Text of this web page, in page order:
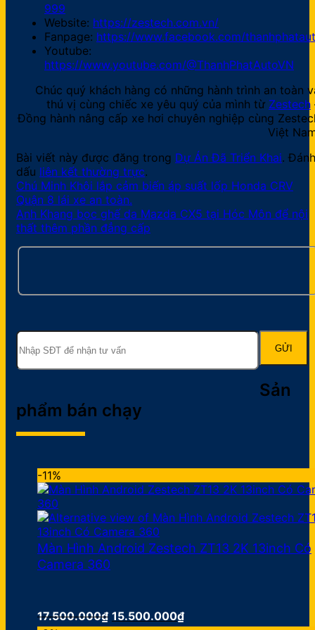
999
Website: https://zestech.com.vn/
Fanpage: https://www.facebook.com/
Youtube:
https://www.youtube.com/@ThanhPhatAutoVN
Chúc quý khách hàng có những hành trình an toàn
thú vị cùng chiếc xe yêu quý của mình từ Zestech
Đồng hành nâng cấp xe hơi chuyên nghiệp cùng
Việt
Bài viết này được đăng trong Dự Án Đã Triển Khai. Đánh
dấu liên kết thường trực.
Chú Minh Khôi lắp cảm biến áp suất lốp Honda CRV
Quận 8 lái xe an toàn.
Anh Khang bọc ghế da Mazda CX5 tại Hóc Môn để nội
thất thêm phần đẳng cấp
Sản
phẩm bán chạy
-11%
Màn Hình Android Zestech ZT13 2K 13inch Có
Camera 360
17.500.000₫ Giá
15.500.000₫Giá